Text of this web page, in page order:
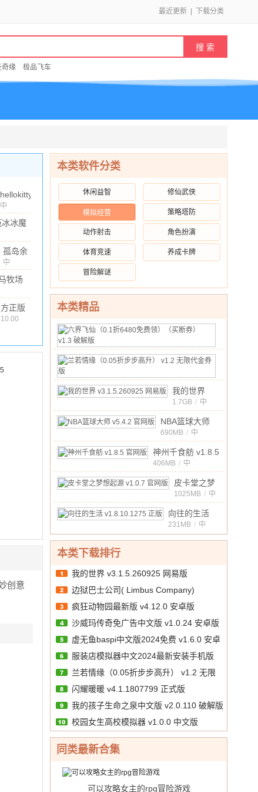
最近更新 下载分类
奇缘 极品飞车
hellokitty
美甲沙
龙最新
版本
v2025.3.1
安卓版
中
文 / 137.01M
冰冰魔
院无
币版
解版
/ 771.6M
孤岛余
生遗失
的世界
官方正
版
v1.7.700
最新版
中
文 / 455.63M
牧场
安卓版
/ 10.00
正版
版
10.00
创意
本类软件分类
休闲益智 修仙武侠
模拟经营 策略塔防
动作射击 角色扮演
体育竞速 养成卡牌
冒险解谜
本类精品
免
券）
中
步
限
券
中
我的世界
v3.1.5.260925
1.7GB / 中
文 / 10.00
NBA篮球大师
v5.4.2 官网版
690MB / 中
文 / 10.00
神州千食舫 v1.8.5
官网版
406MB / 中
文 / 10.00
皮卡堂之梦
想起源
版
1025MB / 中
文 / 10.00
向往的生活
v1.8.10.1275
正版
231MB / 中
文 / 10.00
本类下载排行
我的世界 v3.1.5.260925 网易版
边狱巴士公司( Limbus Company)
v1.88.1
疯狂动物园最新版 v4.12.0 安卓版
沙威玛传奇免广告中文版 v1.0.24 安卓版
虚无鱼baspi中文版2024免费 v1.6.0 安卓
汉化版
服装店模拟器中文2024最新安装手机版
v1.39 安卓版
兰若情缘（0.05折步步高升） v1.2 无限
代金券版
闪耀暖暖 v4.1.1807799 正式版
我的孩子生命之泉中文版 v2.0.110 破解版
校园女生高校模拟器 v1.0.0 中文版
同类最新合集
可以攻略女主的rpg冒险游戏